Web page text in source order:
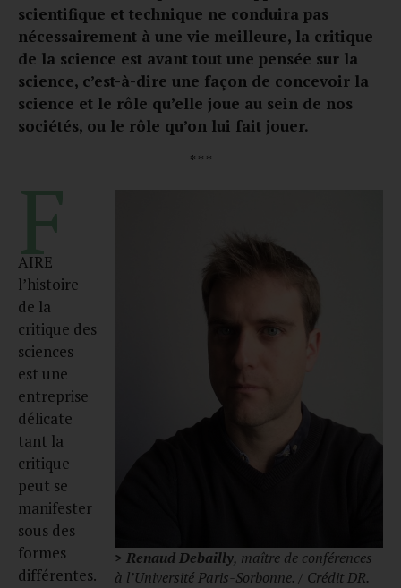
scientifique et technique ne conduira pas
nécessairement à une vie meilleure, la critique
de la science est avant tout une pensée sur la
science, c’est-à-dire une façon de concevoir la
science et le rôle qu’elle joue au sein de nos
sociétés, ou le rôle qu’on lui fait jouer.
* * *
> Renaud Debailly, maître de conférences
à l’Université Paris-Sorbonne. / Crédit DR.
F
AIRE
l’histoire
de la
critique des
sciences
est une
entreprise
délicate
tant la
critique
peut se
manifester
sous des
formes
différentes.